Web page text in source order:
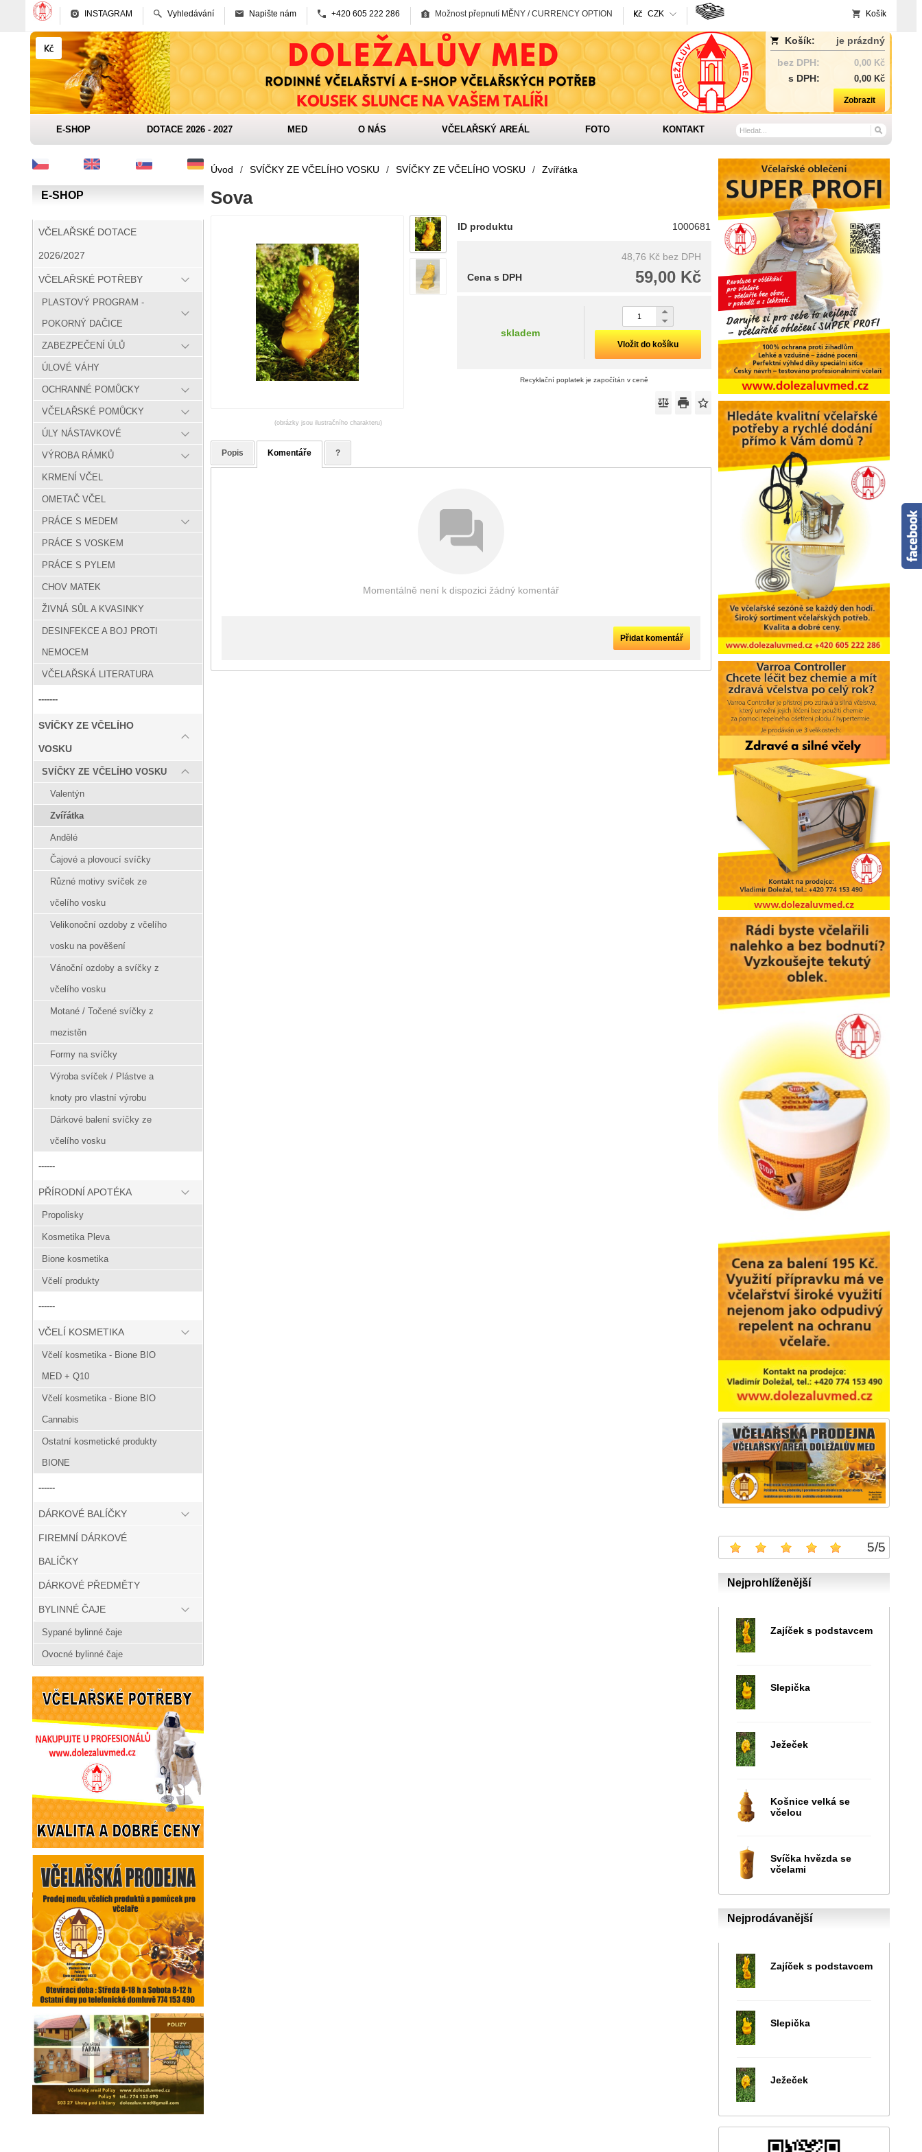
INSTAGRAM Vyhledávání Napište nám +420 605 222 286 Možnost přepnutí MĚNY / CURRENCY OPTION CZK Košík
Košík:
je prázdný
bez DPH:
0,00 Kč
s DPH: 0,00 Kč
Zobrazit
E-SHOP DOTACE 2026 - 2027 MED O NÁS VČELAŘSKÝ AREÁL FOTO KONTAKT
E-SHOP
VČELAŘSKÉ DOTACE
2026/2027
VČELAŘSKÉ POTŘEBY
PLASTOVÝ PROGRAM -
POKORNÝ DAČICE
ZABEZPEČENÍ ÚLŮ
ÚLOVÉ VÁHY
OCHRANNÉ POMŮCKY
VČELAŘSKÉ POMŮCKY
ÚLY NÁSTAVKOVÉ
VÝROBA RÁMKŮ
KRMENÍ VČEL
OMETAČ VČEL
PRÁCE S MEDEM
PRÁCE S VOSKEM
PRÁCE S PYLEM
CHOV MATEK
ŽIVNÁ SŮL A KVASINKY
DESINFEKCE A BOJ PROTI
NEMOCEM
VČELAŘSKÁ LITERATURA
-------
SVÍČKY ZE VČELÍHO
VOSKU
SVÍČKY ZE VČELÍHO VOSKU
Valentýn
Zvířátka
Andělé
Čajové a plovoucí svíčky
Různé motivy svíček ze
včelího vosku
Velikonoční ozdoby z včelího
vosku na pověšení
Vánoční ozdoby a svíčky z
včelího vosku
Motané / Točené svíčky z
mezistěn
Formy na svíčky
Výroba svíček / Plástve a
knoty pro vlastní výrobu
Dárkové balení svíčky ze
včelího vosku
------
PŘÍRODNÍ APOTÉKA
Propolisky
Kosmetika Pleva
Bione kosmetika
Včelí produkty
------
VČELÍ KOSMETIKA
Včelí kosmetika - Bione BIO
MED + Q10
Včelí kosmetika - Bione BIO
Cannabis
Ostatní kosmetické produkty
BIONE
------
DÁRKOVÉ BALÍČKY
FIREMNÍ DÁRKOVÉ
BALÍČKY
DÁRKOVÉ PŘEDMĚTY
BYLINNÉ ČAJE
Sypané bylinné čaje
Ovocné bylinné čaje
5/5
Nejprohlíženější
Zajíček s podstavcem
Slepička
Ježeček
Košnice velká se
včelou
Svíčka hvězda se
včelami
Nejprodávanější
Zajíček s podstavcem
Slepička
Ježeček
Úvod / SVÍČKY ZE VČELÍHO VOSKU / SVÍČKY ZE VČELÍHO VOSKU / Zvířátka
Sova
(obrázky jsou ilustračního charakteru)
ID produktu 1000681
48,76 Kč bez DPH
59,00 Kč
Cena s DPH
skladem
Vložit do košíku
Recyklační poplatek je započítán v ceně
Popis Komentáře ?
Momentálně není k dispozici žádný komentář
Přidat komentář